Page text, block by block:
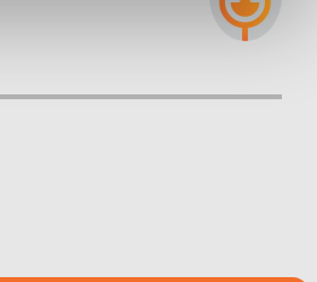
mai bine decât
pe care le transcrie cu